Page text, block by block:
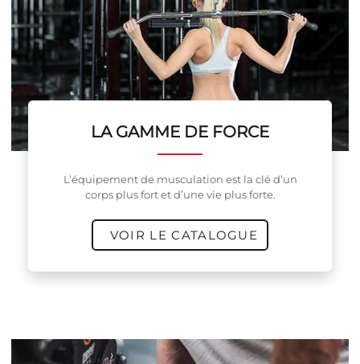
LA GAMME DE FORCE
L’équipement de musculation est la clé d’un
corps plus fort et d’une vie plus forte.
VOIR LE CATALOGUE